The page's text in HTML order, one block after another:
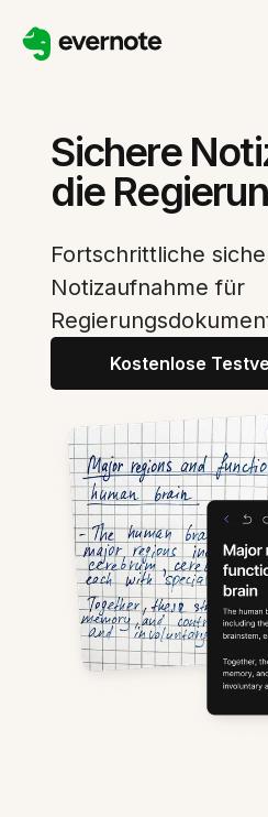
Sichere
die
Fortschrittliche
Notizaufnahme für
Kostenlose